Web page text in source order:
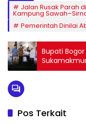
Jalan Rusak Parah
Kampung
Pemerintah Dinilai
Bupati
Serap
Pos Terkait